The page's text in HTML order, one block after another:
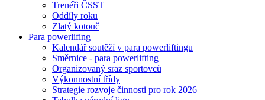
Trenéři ČSST
Oddíly roku
Zlatý kotouč
Para powerlifing
Kalendář soutěží v para powerliftingu
Směrnice - para powerlifting
Organizovaný sraz sportovců
Výkonnostní třídy
Strategie rozvoje činnosti pro rok 2026